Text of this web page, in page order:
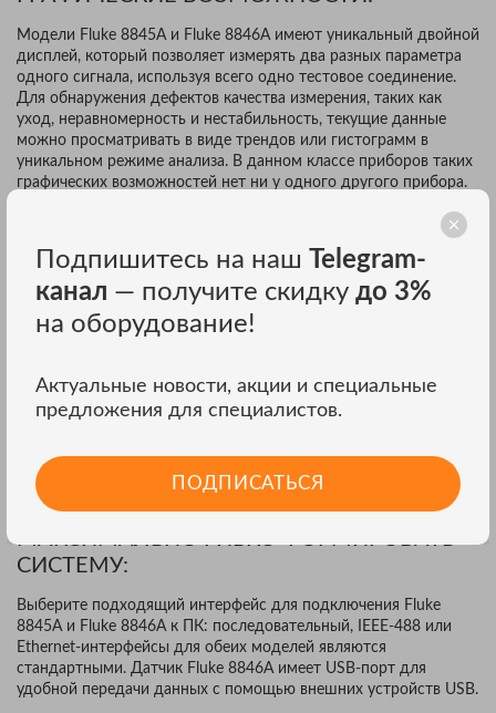
Модели Fluke 8845A и Fluke 8846A имеют уникальный двойной
дисплей, который позволяет измерять два разных параметра
одного сигнала, используя всего одно тестовое соединение.
Для обнаружения дефектов качества измерения, таких как
уход, неравномерность и нестабильность, текущие данные
можно просматривать в виде трендов или гистограмм в
уникальном режиме анализа. В данном классе приборов таких
графических возможностей нет ни у одного другого прибора.
ПРОВОДИТЕ 4-ПРОВОДНЫЕ ИЗМЕРЕНИЯ
С ИСПОЛЬЗОВАНИЕМ ВСЕГО 2 КАБЕЛЕЙ:
Запатентованные раздельные гнезда контактов для
реализации функции 2 х 4 Ом позволяют вам выполнять 4-
четырех) кабелей. Специальный аксессуар для
Вы получаете отличное разрешение и точность измерений, а
НЕСКОЛЬКО РАЗЪЕМОВ ПОЗВОЛЯЮТ
СИСТЕМУ:
Выберите подходящий интерфейс для подключения Fluke
8845A и Fluke 8846A к ПК: последовательный, IEEE-488 или
Ethernet-интерфейсы для обеих моделей являются
стандартными. Датчик Fluke 8846A имеет USB-порт для
удобной передачи данных с помощью внешних устройств USB.
Подпишитесь на наш Telegram-
канал — получите скидку до 3%
на оборудование!
Актуальные новости, акции и специальные
предложения для специалистов.
ПОДПИСАТЬСЯ